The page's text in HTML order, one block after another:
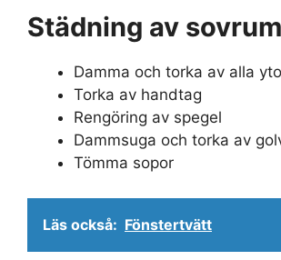
Städning av sovrum
Damma och torka av alla
Torka av handtag
Rengöring av spegel
Dammsuga och torka av
Tömma sopor
Läs också: Fönstertvätt